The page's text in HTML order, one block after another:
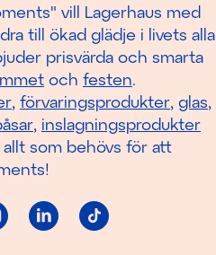
vill Lagerhaus med
till ökad glädje i livets alla
prisvärda och smarta
och festen.
, förvaringsprodukter, glas,
, inslagningsprodukter
allt som behövs för att